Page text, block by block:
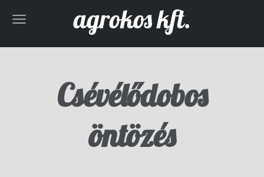
agrokos kft.
Csévélődobos
öntözés